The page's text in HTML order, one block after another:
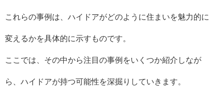
これらの事例は、ハイドアがどのように住まいを魅力的に
変えるかを具体的に示すものです。
ここでは、その中から注目の事例をいくつか紹介しなが
ら、ハイドアが持つ可能性を深掘りしていきます。